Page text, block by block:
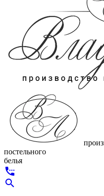
постельного
белья
settings_phone
search